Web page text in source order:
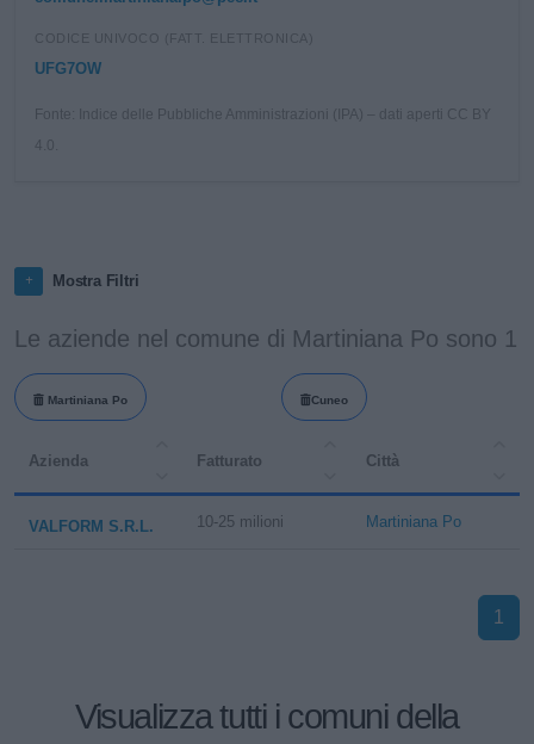
CODICE UNIVOCO (FATT. ELETTRONICA)
UFG7OW
Fonte: Indice delle Pubbliche Amministrazioni (IPA) – dati aperti CC BY
Mostra Filtri
Le aziende nel comune di Martiniana Po sono 1
Martiniana Po Cuneo
Azienda Fatturato Città
VALFORM S.R.L. 10-25 milioni Martiniana Po
1
Visualizza tutti i comuni della